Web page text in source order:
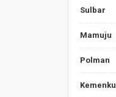
Sulbar
Mamuju
Polman